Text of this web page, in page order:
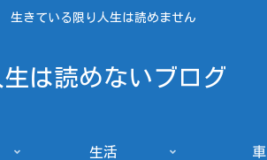
生きている限り人生は読めません
生は読めないブログ
生活 車